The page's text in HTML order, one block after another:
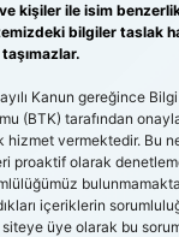
kişiler ile isim
bilgiler taslak
Kanun gereğince
(BTK) tarafından
hizmet vermektedir. Bu
proaktif olarak
içeriklerin
siteye üye olarak bu